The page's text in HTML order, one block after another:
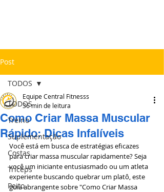
Post
TODOS
Treino
Suplementação
Costas
Tríceps
Peito
TODOS
Como Criar Massa Muscular
Rápido: Dicas Infalíveis
Equipe Central Fitnesss
36 min de leitura
Você está em busca de estratégias eficazes
para criar massa muscular rapidamente? Seja
você um iniciante entusiasmado ou um atleta
experiente buscando quebrar um platô, este
guia abrangente sobre "Como Criar Massa